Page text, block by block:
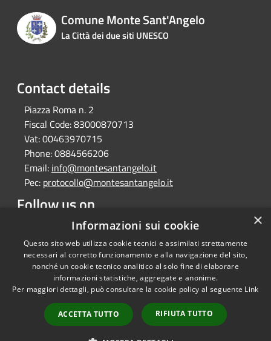
Comune Monte Sant'Angelo
La Città dei due siti UNESCO
Contact details
Piazza Roma n. 2
Fiscal Code:83000870713
Vat:00463970715
Phone:0884566206
Email: info@montesantangelo.it
Pec: protocollo@montesantangelo.it
Follow us on
FacebookYoutubeInstagramTelegramWhatsapp
RSS
Accessibility
Copyright © 2026 • Comune
byMunicipium
Admin
access
×
Informazioni sui cookie
Questo sito web utilizza cookie tecnici e assimilati strettamente
necessari al corretto funzionamento e alla navigazione del sito,
nonché un cookie tecnico analitico al solo fine di elaborare
informazioni statistiche, aggregate e anonime.
Per maggiori dettagli, può consultare la cookie policy al seguente Link
ACCETTA TUTTO RIFIUTA TUTTO